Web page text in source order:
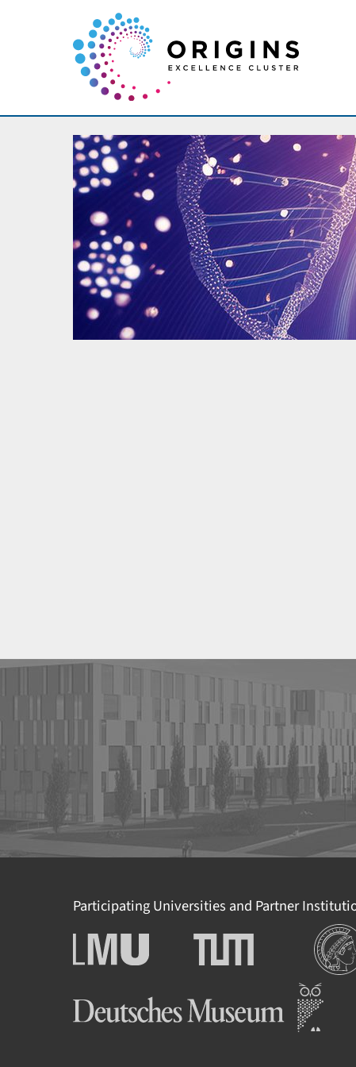
Participating Universities and Partner
Ludwig-Maximilians-
Universität München
Technische Universität
München